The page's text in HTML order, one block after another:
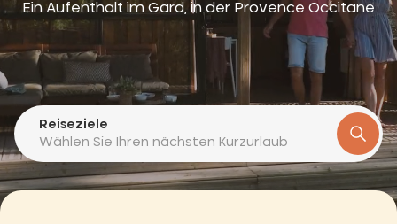
Ein Aufenthalt im Gard, in der Provence Occitane
Reiseziele
Wählen Sie Ihren nächsten Kurzurlaub